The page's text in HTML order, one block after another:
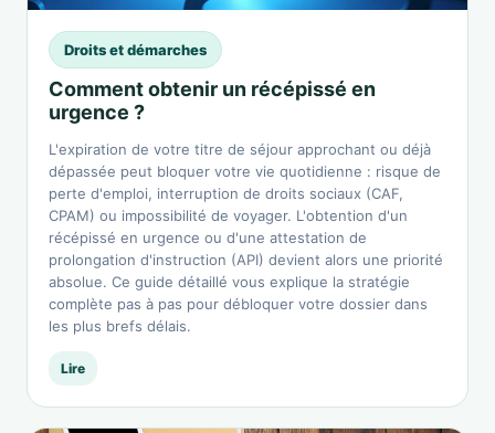
Droits et démarches
Comment obtenir un récépissé en
urgence ?
L'expiration de votre titre de séjour approchant ou déjà
dépassée peut bloquer votre vie quotidienne : risque de
perte d'emploi, interruption de droits sociaux (CAF,
CPAM) ou impossibilité de voyager. L'obtention d'un
récépissé en urgence ou d'une attestation de
prolongation d'instruction (API) devient alors une priorité
absolue. Ce guide détaillé vous explique la stratégie
complète pas à pas pour débloquer votre dossier dans
les plus brefs délais.
Lire